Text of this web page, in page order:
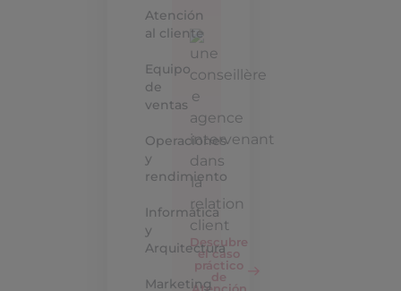
Atención
al cliente
Equipo
de
ventas
Operaciones
y
rendimiento
Informática
y
Arquitectura
Marketing
Descubre
el caso
práctico
de